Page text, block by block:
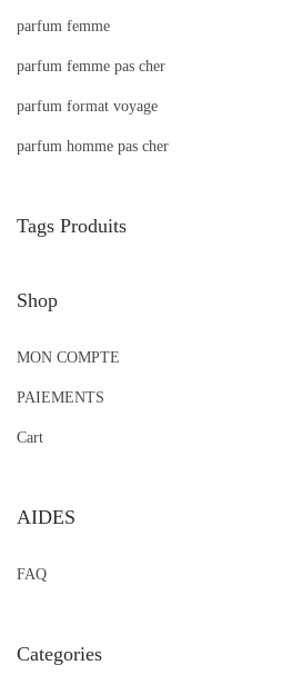
parfum femme
parfum femme pas cher
parfum format voyage
parfum homme pas cher
Tags Produits
Shop
MON COMPTE
PAIEMENTS
Cart
AIDES
FAQ
Categories